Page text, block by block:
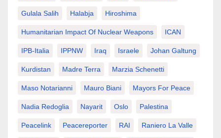
Gulala Salih Halabja Hiroshima
Humanitarian Impact Of Nuclear Weapons ICAN
IPB-Italia IPPNW Iraq Israele Johan Galtung
Kurdistan Madre Terra Marzia Schenetti
Maso Notarianni Mauro Biani Mayors For Peace
Nadia Redoglia Nayarit Oslo Palestina
Peacelink Peacereporter RAI Raniero La Valle